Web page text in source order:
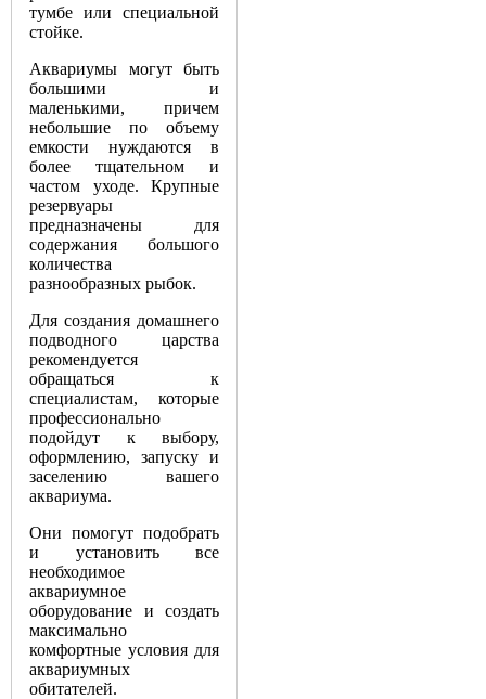
тумбе или специальной
стойке.
Аквариумы могут быть
большими и
маленькими, причем
небольшие по объему
емкости нуждаются в
более тщательном и
частом уходе. Крупные
резервуары
предназначены для
содержания большого
количества
разнообразных рыбок.
Для создания домашнего
подводного царства
рекомендуется
обращаться к
специалистам, которые
профессионально
подойдут к выбору,
оформлению, запуску и
заселению вашего
аквариума.
Они помогут подобрать
и установить все
необходимое
аквариумное
оборудование и создать
максимально
комфортные условия для
аквариумных
обитателей.